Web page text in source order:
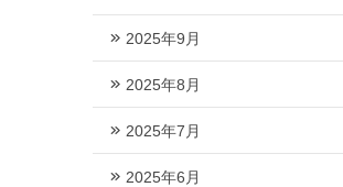
2025年9月
2025年8月
2025年7月
2025年6月